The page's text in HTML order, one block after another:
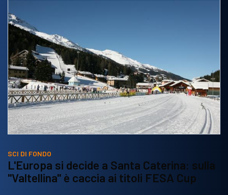
SCI DI FONDO
L'Europa si decide a Santa Caterina: sulla
"Valtellina" è caccia ai titoli FESA Cup